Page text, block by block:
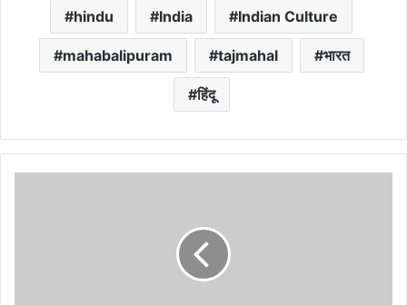
hindu India Indian Culture
mahabalipuram tajmahal भारत
हिंदू